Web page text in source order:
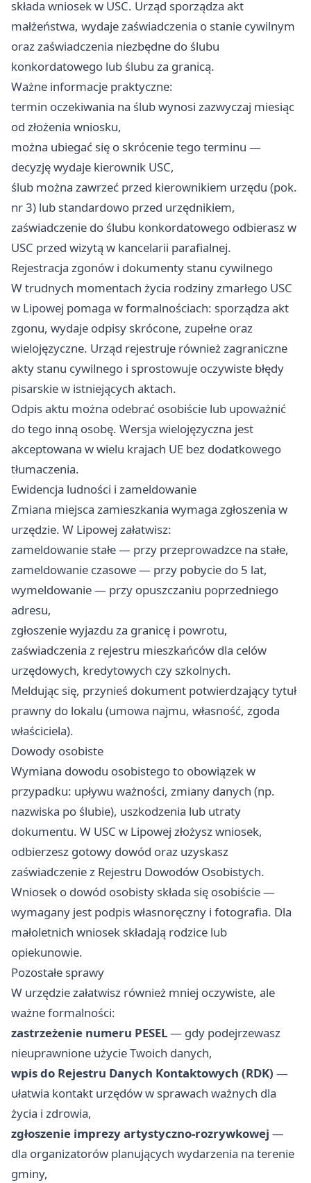
składa wniosek w USC. Urząd sporządza akt
małżeństwa, wydaje zaświadczenia o stanie cywilnym
oraz zaświadczenia niezbędne do ślubu
konkordatowego lub ślubu za granicą.
Ważne informacje praktyczne:
termin oczekiwania na ślub wynosi zazwyczaj miesiąc
od złożenia wniosku,
można ubiegać się o skrócenie tego terminu —
decyzję wydaje kierownik USC,
ślub można zawrzeć przed kierownikiem urzędu (pok.
nr 3) lub standardowo przed urzędnikiem,
zaświadczenie do ślubu konkordatowego odbierasz w
USC przed wizytą w kancelarii parafialnej.
Rejestracja zgonów i dokumenty stanu cywilnego
W trudnych momentach życia rodziny zmarłego USC
w Lipowej pomaga w formalnościach: sporządza akt
zgonu, wydaje odpisy skrócone, zupełne oraz
wielojęzyczne. Urząd rejestruje również zagraniczne
akty stanu cywilnego i sprostowuje oczywiste błędy
pisarskie w istniejących aktach.
Odpis aktu można odebrać osobiście lub upoważnić
do tego inną osobę. Wersja wielojęzyczna jest
akceptowana w wielu krajach UE bez dodatkowego
tłumaczenia.
Ewidencja ludności i zameldowanie
Zmiana miejsca zamieszkania wymaga zgłoszenia w
urzędzie. W Lipowej załatwisz:
zameldowanie stałe — przy przeprowadzce na stałe,
zameldowanie czasowe — przy pobycie do 5 lat,
wymeldowanie — przy opuszczaniu poprzedniego
adresu,
zgłoszenie wyjazdu za granicę i powrotu,
zaświadczenia z rejestru mieszkańców dla celów
urzędowych, kredytowych czy szkolnych.
Meldując się, przynieś dokument potwierdzający tytuł
prawny do lokalu (umowa najmu, własność, zgoda
właściciela).
Dowody osobiste
Wymiana dowodu osobistego to obowiązek w
przypadku: upływu ważności, zmiany danych (np.
nazwiska po ślubie), uszkodzenia lub utraty
dokumentu. W USC w Lipowej złożysz wniosek,
odbierzesz gotowy dowód oraz uzyskasz
zaświadczenie z Rejestru Dowodów Osobistych.
Wniosek o dowód osobisty składa się osobiście —
wymagany jest podpis własnoręczny i fotografia. Dla
małoletnich wniosek składają rodzice lub
opiekunowie.
Pozostałe sprawy
W urzędzie załatwisz również mniej oczywiste, ale
ważne formalności:
zastrzeżenie numeru PESEL— gdy podejrzewasz
nieuprawnione użycie Twoich danych,
wpis do Rejestru Danych Kontaktowych (RDK) —
ułatwia kontakt urzędów w sprawach ważnych dla
życia i zdrowia,
zgłoszenie imprezy artystyczno-rozrywkowej —
dla organizatorów planujących wydarzenia na terenie
gminy,